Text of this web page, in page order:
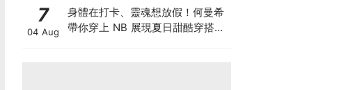
7
04 Aug
身體在打卡、靈魂想放假！何曼希
帶你穿上 NB 展現夏日甜酷穿搭